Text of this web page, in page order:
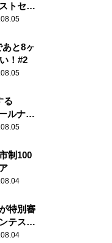
トセラ
と8ヶ
！#2
る
ルナイ
替わり
制100
特別審
テスト
伝え